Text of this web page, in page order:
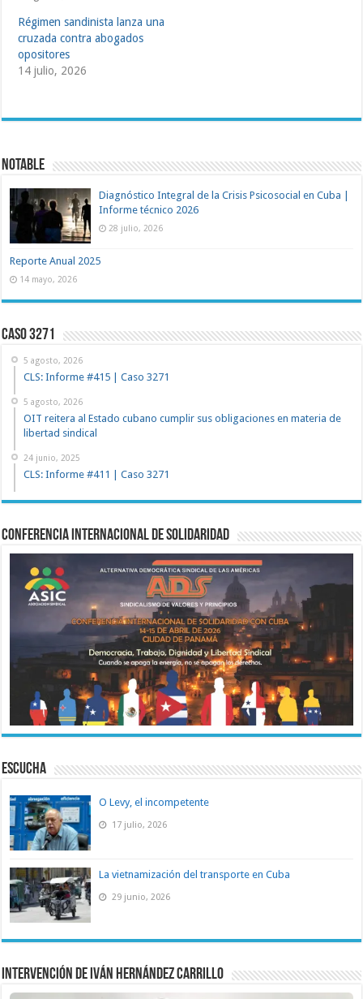
Régimen sandinista lanza una
cruzada contra abogados
opositores
14 julio, 2026
NOTABLE
Diagnóstico Integral de la Crisis Psicosocial en Cuba |
Informe técnico 2026
28 julio, 2026
Reporte Anual 2025
14 mayo, 2026
Caso 3271
5 agosto, 2026
CLS: Informe #415 | Caso 3271
5 agosto, 2026
OIT reitera al Estado cubano cumplir sus obligaciones en materia de
libertad sindical
24 junio, 2025
CLS: Informe #411 | Caso 3271
Conferencia Internacional de Solidaridad
ESCUCHA
O Levy, el incompetente
17 julio, 2026
La vietnamización del transporte en Cuba
29 junio, 2026
Intervención de Iván Hernández Carrillo